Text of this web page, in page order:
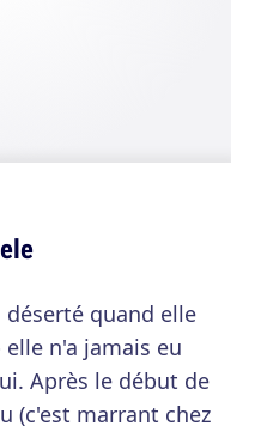
déserté quand elle
n'a jamais eu
Après le début de
(c'est marrant chez